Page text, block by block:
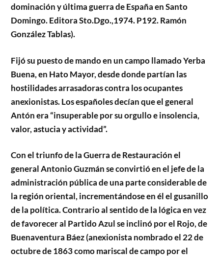
dominación y última guerra de España en Santo
Domingo. Editora Sto.Dgo.,1974. P192. Ramón
González Tablas).
Fijó su puesto de mando en un campo llamado Yerba
Buena, en Hato Mayor, desde donde partían las
hostilidades arrasadoras contra los ocupantes
anexionistas. Los españoles decían que el general
Antón era “insuperable por su orgullo e insolencia,
valor, astucia y actividad”.
Con el triunfo de la Guerra de Restauración el
general Antonio Guzmán se convirtió en el jefe de la
administración pública de una parte considerable de
la región oriental, incrementándose en él el gusanillo
de la política. Contrario al sentido de la lógica en vez
de favorecer al Partido Azul se inclinó por el Rojo, de
Buenaventura Báez (anexionista nombrado el 22 de
octubre de 1863 como mariscal de campo por el